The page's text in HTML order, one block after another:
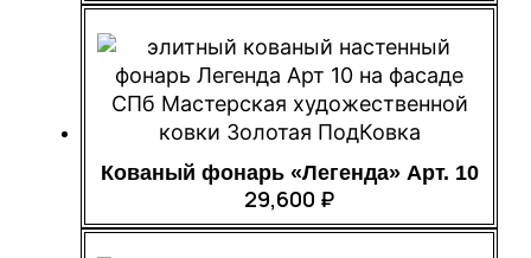
Кованый фонарь «Легенда» Арт. 10
29,600 ₽